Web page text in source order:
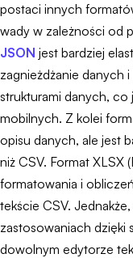
postaci innych
wady w zależności od
JSON jest bardziej
zagnieżdżanie danych
strukturami danych,
mobilnych. Z kolei
opisu danych, ale jest
niż CSV. Format XLSX
formatowania i
tekście CSV.
zastosowaniach dzięki
dowolnym edytorze